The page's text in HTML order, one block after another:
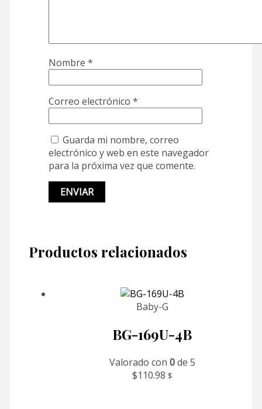
Nombre *
Correo electrónico *
Guarda mi nombre, correo
electrónico y web en este navegador
para la próxima vez que comente.
Productos relacionados
Baby-G
BG-169U-4B
Valorado con 0de 5
$110.98 $